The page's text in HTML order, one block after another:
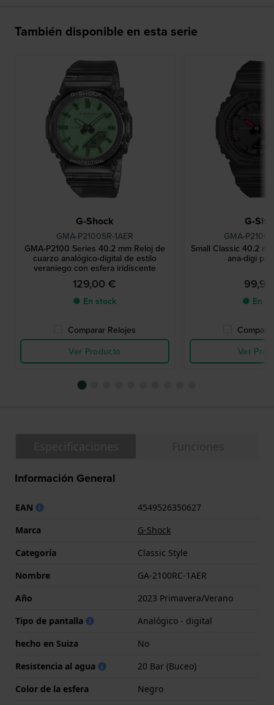
También disponible en esta serie
G-Shock
GMA-P2100SR-1AER
GMA-P2100 Series 40.2 mm Reloj de
cuarzo analógico-digital de estilo
veraniego con esfera iridiscente
129,00 €
● En stock
Comparar Relojes
Ver Producto
G-
GMA-
Small Classic 40.2
ana-digi
● En
Ver
Información General
EAN
4549526350627
Marca
G-Shock
Categoría
Classic Style
Nombre
GA-2100RC-1AER
Año
2023 Primavera/Verano
Tipo de pantalla
Analógico - digital
hecho en Suiza
No
Resistencia al agua
20 Bar (Buceo)
Color de la esfera
Negro